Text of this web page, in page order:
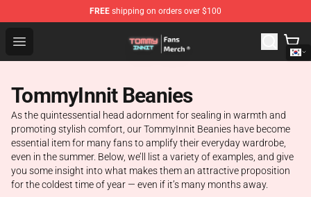
FREE shipping on orders over $100
Open menu
TommyInnit Store - Official TommyInnit Merchandise
TommyInnit Beanies
As the quintessential head adornment for sealing in warmth and
promoting stylish comfort, our TommyInnit Beanies have become
essential item for many fans to amplify their everyday wardrobe,
even in the summer. Below, we’ll list a variety of examples, and give
you some insight into what makes them an attractive proposition
for the coldest time of year — even if it’s many months away.